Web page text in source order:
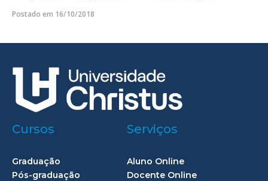
Postado em 16/10/2018
Cursos
Graduação
Pós-graduação
Serviços
Aluno Online
Docente Online